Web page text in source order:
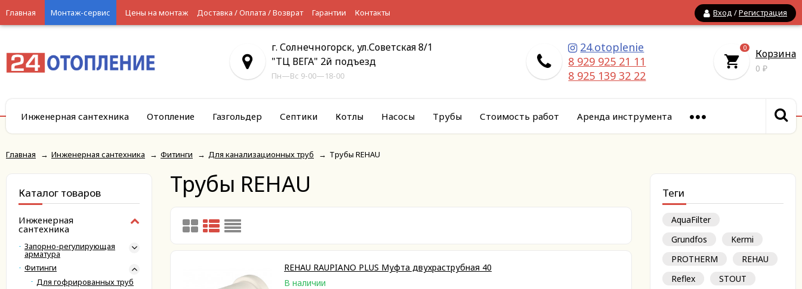
Вход /Регистрация
Главная Монтаж-сервис Цены на монтаж Доставка / Оплата / Возврат Гарантии Контакты
г. Солнечногорск, ул.Советская 8/1
"ТЦ ВЕГА" 2й подъезд
Пн—Вс 9-00—18-00
24.otoplenie
8 929 925 21 11
8 925 139 32 22
0 Корзина
0 ₽
Инженерная сантехника Отопление Газгольдер Септики Котлы Насосы Трубы Стоимость работ Аренда инструмента
Главная → Инженерная сантехника → Фитинги → Для канализационных труб → Трубы REHAU
Теги
AquaFilter
Grundfos
Kermi
PROTHERM
REHAU
Reflex
STOUT
Каталог товаров
Инженерная
сантехника
Запорно-регулирующая
арматура
Фитинги
Для гофрированных труб
Трубы REHAU
REHAU RAUPIANO PLUS Муфта двухраструбная 40
В наличии